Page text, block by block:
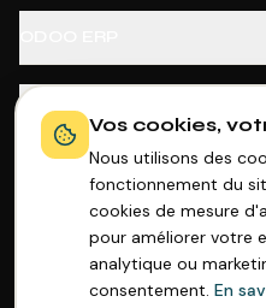
SECTEURS
OUTILS GRATUITS
ENTREPRISE
Vos cookies,
Nous utilisons des
fonctionnement du
cookies de mesure
pour améliorer votre
analytique ou
consentement. En